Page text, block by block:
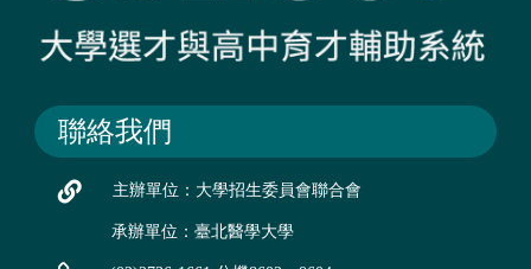
聯絡我們
主辦單位：大學招生委員會聯合會
承辦單位：臺北醫學大學